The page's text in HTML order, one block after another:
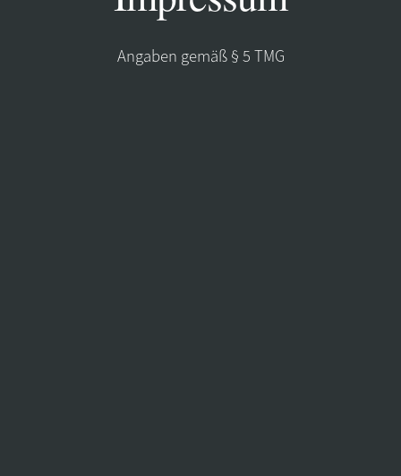
Angaben gemäß § 5 TMG